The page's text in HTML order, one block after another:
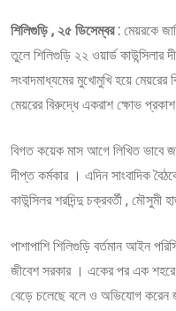
শিলিগুড়ি , ২৫ ডিসেম্বর : মেয়রকে
তুলে শিলিগুড়ি ২২ ওয়ার্ড কাউন্সিলার
সংবাদমাধ্যমের মুখোমুখি হয়ে
মেয়রের বিরুদ্ধে একরাশ ক্ষোভ প্রকাশ
বিগত কয়েক মাস আগে লিখিত ভাবে
দীপ্ত কর্মকার । এদিন সাংবাদিক
কাউন্সিলর শরদিন্দু চক্রবর্তী , মৌসুমী
পাশাপাশি শিলিগুড়ি বর্তমান আইন
জীবেশ সরকার । একের পর এক শহরে
বেড়ে চলেছে বলে ও অভিযোগ করেন